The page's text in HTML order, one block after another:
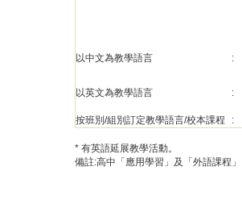
以中文為教學語言 :
以英文為教學語言 :
按班別/組別訂定教學語言/校本課程 :
* 有英語延展教學活動。
備註:高中「應用學習」及「外語課程